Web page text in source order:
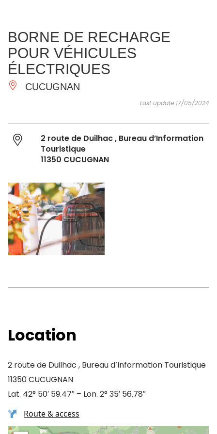
ESSENTIAL
AND
DO
INSPIRATIONS AGENDA
BORNE DE RECHARGE
POUR VÉHICULES
ÉLECTRIQUES
CUCUGNAN
Last update 17/05/2024
2 route de Duilhac , Bureau d’Information
Touristique
11350 CUCUGNAN
Location
2 route de Duilhac , Bureau d’Information Touristique
11350 CUCUGNAN
Lat. 42° 50′ 59.47″ – Lon. 2° 35′ 56.78″
Route & access